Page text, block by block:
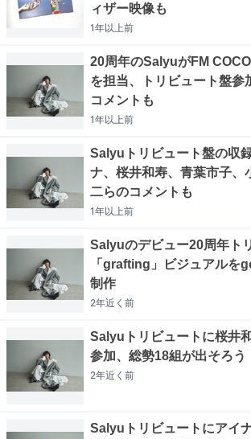
ィザー映像も
1年以上前
20周年のSalyuがFM
を担当、トリビュート盤参
コメントも
1年以上前
Salyuトリビュート盤の収
ナ、桜井和寿、青葉市子、
二らのコメントも
1年以上前
Salyuのデビュー20周年ト
「grafting」ビジュアルを
制作
2年近く 前
Salyuトリビュートに桜井
参加、総勢18組が出そろう
2年近く 前
Salyuトリビュートにアイ